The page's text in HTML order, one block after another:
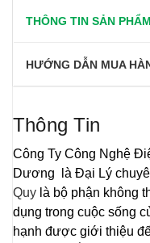
THÔNG TIN SẢN PHẨM
HƯỚNG DẪN MUA
Thông Tin
Công Ty Công Nghệ
Dương là Đại Lý
Quy là bộ phận không
dụng trong cuộc sống
hạnh được giới thiệu